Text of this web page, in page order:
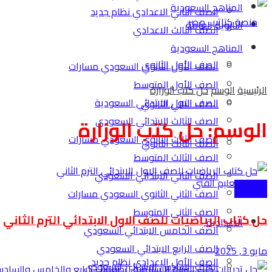
الصف الثاني الاعدادي نظام جديد
الصف الثالث الاعدادي
المناهج السعودية
الصف الأول الثانوي السعودي مسارات
الصف الأول المتوسط
الصف الاول الابتدائي السعودية
الصف الثالث الابتدائي السعودي
الصف الثالث الثانوي السعودي مسارات
الصف الثالث المتوسط
الصف الثاني الابتدائي السعودي
الصف الثاني الثانوي السعودي مسارات
الصف الثاني المتوسط
الصف الخامس الابتدائي السعودي
الصف الرابع الابتدائي السعودي
الصف السادس الابتدائي السعودي
الثانوية العامة
الصف الأول الثانوي
الصف الثاني الثانوي
الصف الثالث الثانوي
التعليم الفني
الاعدادية
الصف الأول الاعدادي نظام جديد
المناهج السعودية
الرئيسيةالوسمحل كتب الوزارة
الوسم:حل كتب الوزارة
حل كتاب الرياضيات للصف الاول الابتدائي الترم الثاني
مايو 3, 2025